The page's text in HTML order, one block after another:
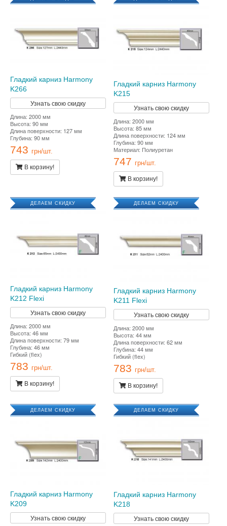
Гладкий карниз Harmony
K266
Узнать свою скидку
Длина: 2000 мм
Высота: 90 мм
Длина поверхности: 127 мм
Глубина: 90 мм
743 грн/шт.
В корзину!
Гладкий карниз Harmony
K215
Узнать свою скидку
Длина: 2000 мм
Высота: 85 мм
Длина поверхности: 124 мм
Глубина: 90 мм
Материал: Полиуретан
747 грн/шт.
В корзину!
ДЕЛАЕМ СКИДКУ
Гладкий карниз Harmony
K212 Flexi
Узнать свою скидку
Длина: 2000 мм
Высота: 46 мм
Длина поверхности: 79 мм
Глубина: 46 мм
Гибкий (flex)
783 грн/шт.
В корзину!
ДЕЛАЕМ СКИДКУ
Гладкий карниз Harmony
K211 Flexi
Узнать свою скидку
Длина: 2000 мм
Высота: 44 мм
Длина поверхности: 62 мм
Глубина: 44 мм
Гибкий (flex)
783 грн/шт.
В корзину!
ДЕЛАЕМ СКИДКУ
Гладкий карниз Harmony
K209
Узнать свою скидку
ДЕЛАЕМ СКИДКУ
Гладкий карниз Harmony
K218
Узнать свою скидку